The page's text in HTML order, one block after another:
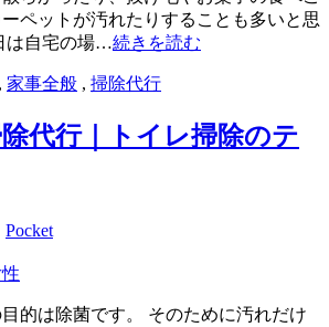
ペットが汚れたりすることも多いと思
は自宅の場…続きを読む
, 家事全般 , 掃除代行
代行｜トイレ掃除のテ
Pocket
的は除菌です。 そのために汚れだけ